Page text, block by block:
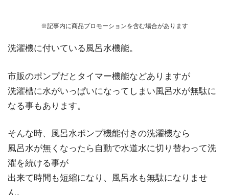
※記事内に商品プロモーションを含む場合があります
洗濯機に付いている風呂水機能。
市販のポンプだとタイマー機能などありますが
洗濯槽に水がいっぱいになってしまい風呂水が無駄に
なる事もあります。
そんな時、風呂水ポンプ機能付きの洗濯機なら
風呂水が無くなったら自動で水道水に切り替わって洗
濯を続ける事が
出来て時間も短縮になり、風呂水も無駄になりませ
ん。